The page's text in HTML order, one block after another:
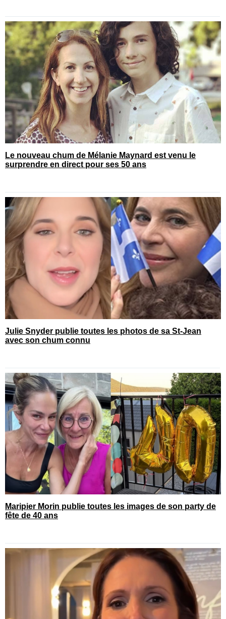
Le nouveau chum de Mélanie Maynard est venu le
surprendre en direct pour ses 50 ans
Julie Snyder publie toutes les photos de sa St-Jean
avec son chum connu
Maripier Morin publie toutes les images de son party de
fête de 40 ans